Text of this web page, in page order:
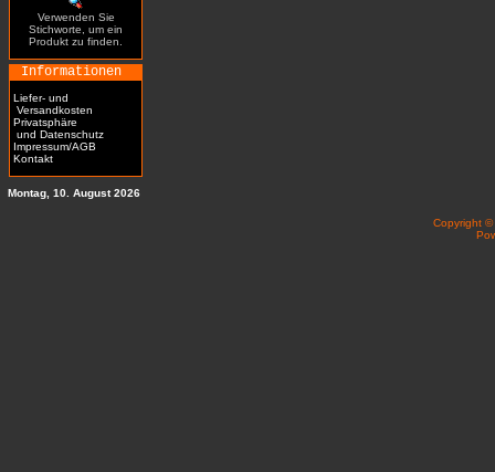
Verwenden Sie
Stichworte, um ein
Produkt zu finden.
Informationen
Liefer- und
Versandkosten
Privatsphäre
und Datenschutz
Impressum/AGB
Kontakt
Montag, 10. August 2026
Copyright